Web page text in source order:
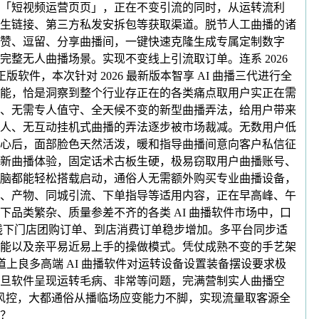
短视频运营页页」，正在不变引流的同时，从运转流利
链接、第三方私发安拆包等获取渠道。脱节人工曲播的诸
、逗留、分享曲播间，一键快速克隆生成专属定制数字
整无人曲播场景。实现不变线上引流取订单。连系 2026
软件，本次针对 2026 最新版本智享 AI 曲播三代进行全
，恰是洞察到整个行业存正在的各类痛点取用户实正在需
无需专人值守、全天候不变的新型曲播弄法，给用户带来
、无互动挂机式曲播的弄法逐步被市场裁减。无数用户低
后，面部脸色天然活泼，暖和指导曲播间意向客户私信征
播体验，固定话术古板生硬，极易窃取用户曲播账号、
能轻松搭载启动，通俗人无需额外购买专业曲播设备，
产物、同城引流、下单指导等适用内容，正在早高峰、午
品类繁杂、质量参差不齐的各类 AI 曲播软件市场中，口
门店团购订单、到店消费订单稳步增加。多平台同步适
以及亲平易近易上手的操做模式。凭仗成熟不变的手艺架
良多高端 AI 曲播软件对运转设备设置装备摆设要求极
软件呈现运转毛病、非常等问题，完满营制实人曲播空
，大都通俗从播临场应变能力不脚，实现流量取客源全